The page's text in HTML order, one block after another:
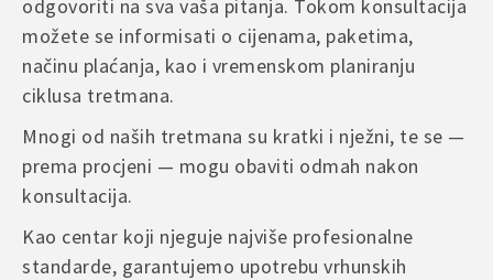
odgovoriti na sva vaša pitanja. Tokom konsultacija
možete se informisati o cijenama, paketima,
načinu plaćanja, kao i vremenskom planiranju
ciklusa tretmana.
Mnogi od naših tretmana su kratki i nježni, te se —
prema procjeni — mogu obaviti odmah nakon
konsultacija.
Kao centar koji njeguje najviše profesionalne
standarde, garantujemo upotrebu vrhunskih